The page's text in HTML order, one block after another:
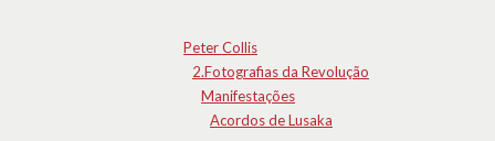
Peter Collis
2.Fotografias da Revolução
Manifestações
Acordos de Lusaka